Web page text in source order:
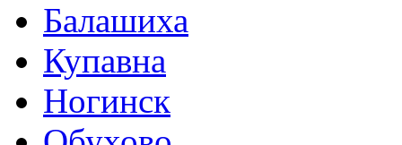
Балашиха
Купавна
Ногинск